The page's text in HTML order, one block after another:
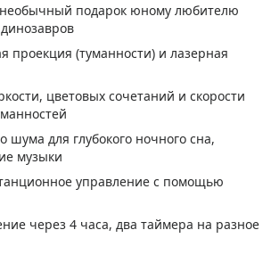
подарок юному любителю
проекция (туманности) и лазерная
цветовых сочетаний и скорости
шума для глубокого ночного сна,
музыки
управление с помощью
через 4 часа, два таймера на разное